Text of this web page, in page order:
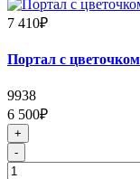
7 410₽
Портал с
9938
6 500₽
+
-